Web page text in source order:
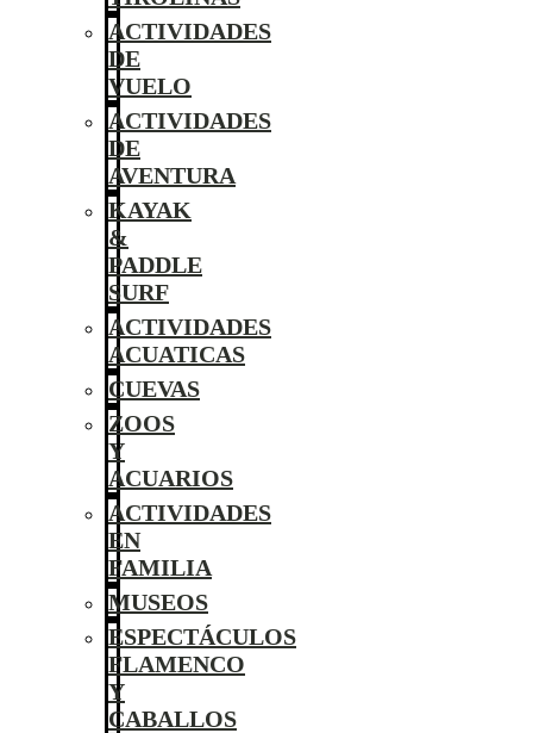
ACTIVIDADES
DE
VUELO
ACTIVIDADES
DE
AVENTURA
KAYAK
&
PADDLE
SURF
ACTIVIDADES
ACUATICAS
CUEVAS
ZOOS
Y
ACUARIOS
ACTIVIDADES
EN
FAMILIA
MUSEOS
ESPECTÁCULOS
FLAMENCO
Y
CABALLOS